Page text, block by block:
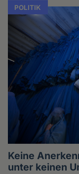
POLITIK
Keine
unter keinen